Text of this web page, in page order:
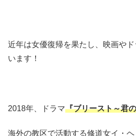
近年は女優復帰を果たし、映画や
います！
2018年、ドラマ『ブリースト～君
海外の教区で活動する修道女イ・ヘ